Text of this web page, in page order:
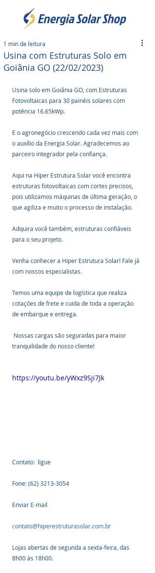
Usina com Estruturas Solo em
Goiânia GO (22/02/2023)
1 min de leitura
Usina solo em Goiânia GO, com Estruturas
Fotovoltaicas para 30 painéis solares com
potência 16.65kWp.
E o agronegócio crescendo cada vez mais com
o auxílio da Energia Solar. Agradecemos ao
parceiro integrador pela confiança.
Aqui na Hiper Estrutura Solar você encontra
estruturas fotovoltaicas com cortes precisos,
pois utilizamos máquinas de última geração, o
que agiliza e muito o processo de instalação.
Adquira você também, estruturas confiáveis
para o seu projeto.
Venha conhecer a Hiper Estrutura Solar! Fale já
com nossos especialistas.
Temos uma equipe de logística que realiza
cotações de frete e cuida de toda a operação
de embarque e entrega.
tranquilidade do nosso cliente!
https://youtu.be/yWxz9Sji7Jk
Contato:  ligue
Fone: (62) 3213-3054
Enviar E-mail
contato@hiperestruturasolar.com.br
Lojas abertas de segunda a sexta-feira, das
8h00 às 18h00.